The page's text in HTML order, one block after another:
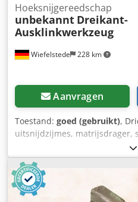
Wiefelstede 228 km
Hoeksnijgereedschap
unbekannt Dreikant-
Ausklinkwerkzeug
Aanvragen
Toestand: goed (gebruikt),
uitsnijdzijmes, matrijsdrager,
stansgereedschap, stans,
Stansgereedschap:
tegenmes, zonder
Apvjkr -Afstand tussen de
Afmetingen: 255/200/H100